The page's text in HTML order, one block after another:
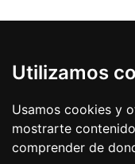
Utilizamos
Usamos cookies y
mostrarte
comprender de